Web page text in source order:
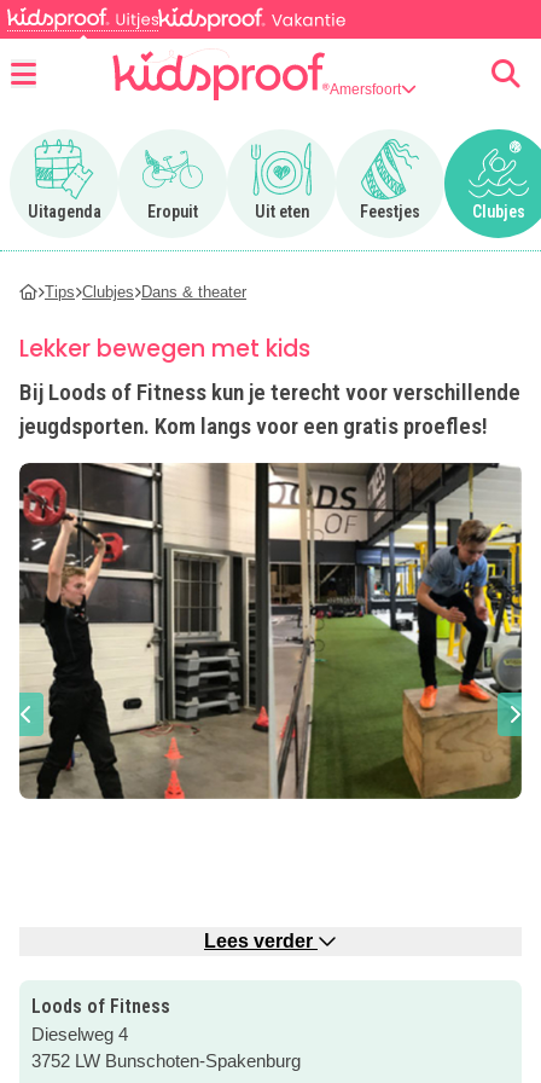
Amersfoort
Uitagenda
Ga naar Uitagenda
Eropuit
Ga naar Eropuit
Uit eten
Ga naar Uit eten
Feestjes
Ga naar Feestjes
Clubjes
Ga
Tips Clubjes Dans & theater
Lekker bewegen met kids
Bij Loods of Fitness kun je terecht voor verschillende
jeugdsporten. Kom langs voor een gratis proefles!
Loods of Fitness
Bunschoten waar je terecht kunt voor
indoor- en outdoorsporten. Bootcamp, kickboksen,
Lees verder
Loods of Fitness
Dieselweg 4
3752 LW Bunschoten-Spakenburg